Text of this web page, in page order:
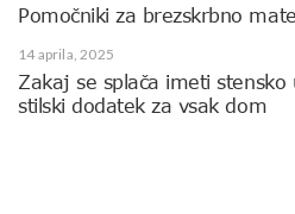
Pomočniki za brezskrbno
14 aprila, 2025
Zakaj se splača imeti
stilski dodatek za vsak dom